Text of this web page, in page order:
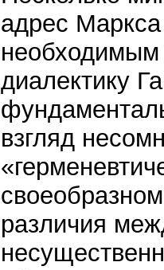
адрес
необходимым
диалектику
взгляд
различия